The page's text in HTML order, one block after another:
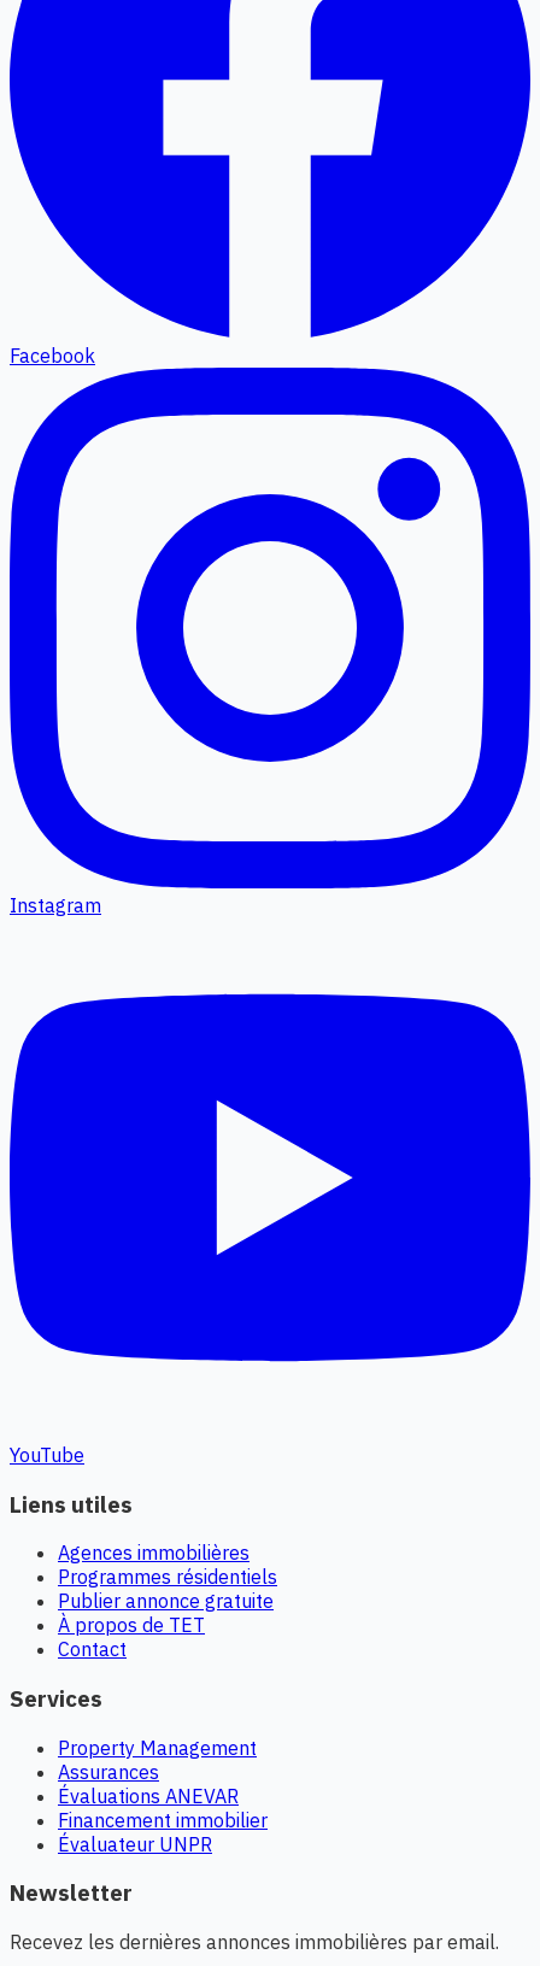
Facebook
Instagram
YouTube
Liens utiles
Agences immobilières
Programmes résidentiels
Publier annonce gratuite
À propos de TET
Contact
Services
Property Management
Assurances
Évaluations ANEVAR
Financement immobilier
Évaluateur UNPR
Newsletter
Recevez les dernières annonces immobilières par email.